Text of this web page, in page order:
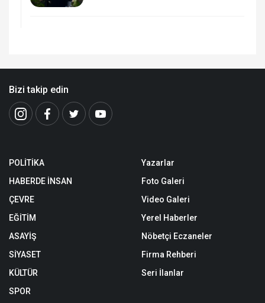
Bizi takip edin
POLİTİKA
HABERDE İNSAN
ÇEVRE
EĞİTİM
ASAYİŞ
SİYASET
KÜLTÜR
SPOR
Yazarlar
Foto Galeri
Video Galeri
Yerel Haberler
Nöbetçi Eczaneler
Firma Rehberi
Seri İlanlar